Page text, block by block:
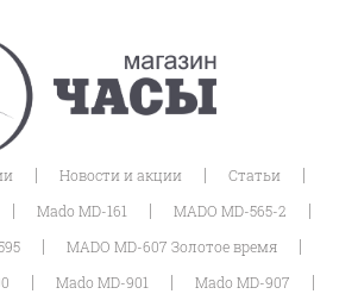
| Новости и акции | Статьи |
| Mado MD-161 | MADO MD-565-2 |
| MADO MD-607 Золотое время |
| Mado MD-901 | Mado MD-907 |